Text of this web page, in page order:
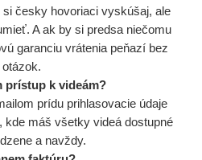
si česky hovoriaci vyskúšaj, ale
A ak by si predsa niečomu
garanciu vrátenia peňazí bez
otázok.
prístup k videám?
prídu prihlasovacie údaje
kde máš všetky videá dostupné
a navždy.